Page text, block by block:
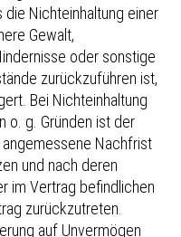
Nichteinhaltung einer
Gewalt,
oder sonstige
zurückzuführen ist,
Bei Nichteinhaltung
o. g. Gründen ist der
Nachfrist
und nach deren
im Vertrag befindlichen
zurückzutreten.
auf Unvermögen